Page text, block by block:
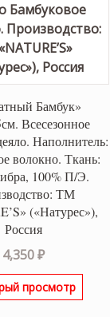
Бамбук»
Всесезонное
Наполнитель:
волокно. Ткань:
100% П/Э.
ТМ
(«Натурес»),
Россия
4,350₽
просмотр